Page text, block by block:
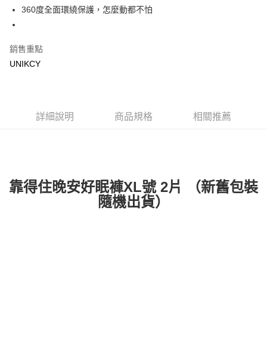
Apple Pay
每筆NT$70，滿NT$499(含以上)免運費
宅配［需2-3個工作天不含預購商品］
360度全面環繞保護，怎麼動都不怕
銷售重點
UNIKCY
詳細說明 商品規格 相關推薦
靠得住晚安好眠褲XL號 2片 （新舊包裝
隨機出貨）